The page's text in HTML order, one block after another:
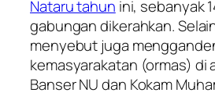
Nataru tahun ini, sebanyak
gabungan dikerahkan.
menyebut juga
kemasyarakatan (ormas) di
Banser NU dan Kokam